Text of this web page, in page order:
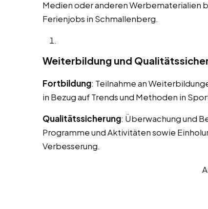
Medien oder anderen Werbematerialien
Ferienjobs in Schmallenberg.
Weiterbildung und
Fortbildung: Teilnahme an
in Bezug auf Trends und Methoden in
Qualitätssicherung: Überwachung und
Programme und Aktivitäten sowie
Verbesserung.